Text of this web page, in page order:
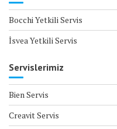
Bocchi Yetkili Servis
İsvea Yetkili Servis
Servislerimiz
Bien Servis
Creavit Servis